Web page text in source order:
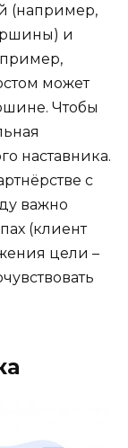
(например,
и
может
Чтобы
наставника.
с
важно
(клиент
цели –